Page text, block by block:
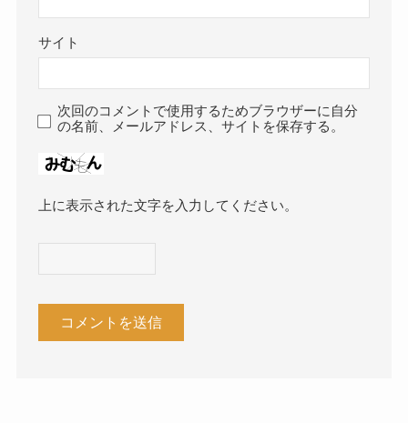
サイト
次回のコメントで使用するためブラウザーに自分
の名前、メールアドレス、サイトを保存する。
上に表示された文字を入力してください。